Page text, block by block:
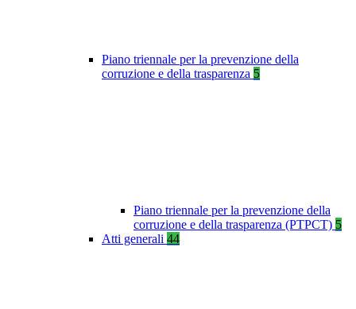
Piano triennale per la prevenzione della
corruzione e della trasparenza 5
Piano triennale per la prevenzione della
corruzione e della trasparenza (PTPCT) 5
Atti generali 44